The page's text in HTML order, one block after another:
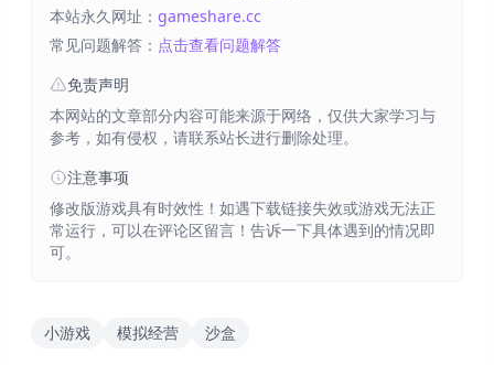
本站永久网址： gameshare.cc
常见问题解答： 点击查看问题解答
免责声明
本网站的文章部分内容可能来源于网络，仅供大家学习与
参考，如有侵权，请联系站长进行删除处理。
注意事项
修改版游戏具有时效性！如遇下载链接失效或游戏无法正
常运行，可以在评论区留言！告诉一下具体遇到的情况即
可。
小游戏 模拟经营 沙盒